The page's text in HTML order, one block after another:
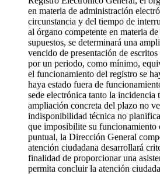
en materia de administración
circunstancia y del tiempo de
al órgano competente en materia
supuestos, se determinará una
vencido de presentación de
por un periodo, como mínimo,
el funcionamiento del registro se
haya estado fuera de
sede electrónica tanto la incidencia
ampliación concreta del plazo no
indisponibilidad técnica no
que imposibilite su funcionamiento
puntual, la Dirección General
atención ciudadana desarrollará
finalidad de proporcionar una
permita concluir la atención